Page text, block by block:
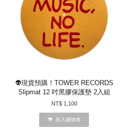
👽現貨預購！TOWER RECORDS
Slipmat 12 吋黑膠保護墊 2入組
NT$ 1,100
加入購物車